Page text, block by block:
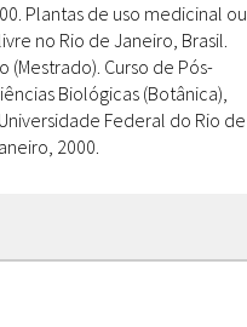
Plantas de uso medicinal ou
no Rio de Janeiro, Brasil.
(Mestrado). Curso de Pós-
Biológicas (Botânica),
Federal do Rio de
2000.